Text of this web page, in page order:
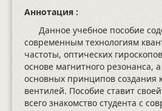
Аннотация :
Данное учебное пособие
современным технологиям
частоты, оптических
основе магнитного резонанса,
основных принципов создания
вентилей. Пособие ставит
всего знакомство студента с